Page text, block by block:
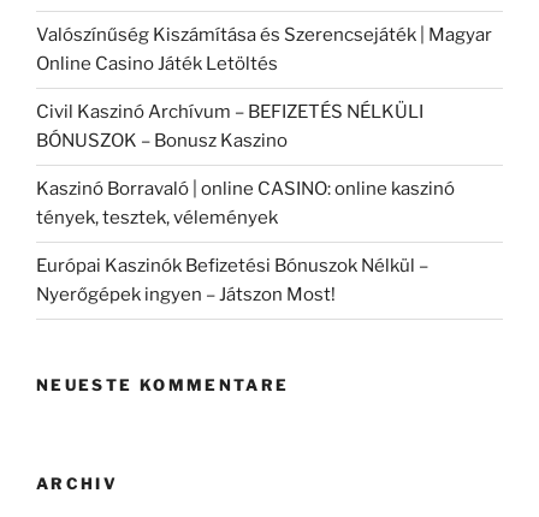
Valószínűség Kiszámítása és Szerencsejáték | Magyar
Online Casino Játék Letöltés
Civil Kaszinó Archívum – BEFIZETÉS NÉLKÜLI
BÓNUSZOK – Bonusz Kaszino
Kaszinó Borravaló | online CASINO: online kaszinó
tények, tesztek, vélemények
Európai Kaszinók Befizetési Bónuszok Nélkül –
Nyerőgépek ingyen – Játszon Most!
NEUESTE KOMMENTARE
ARCHIV